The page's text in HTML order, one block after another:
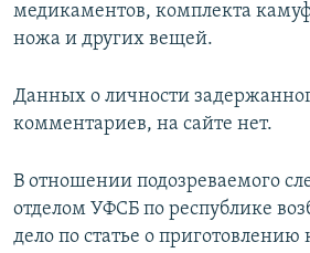
медикаментов, комплекта
ножа и других вещей.
Данных о личности
комментариев, на сайте нет.
В отношении подозреваемого
отделом УФСБ по республике
дело по статье о приготовлению